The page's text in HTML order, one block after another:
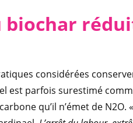
biochar
considérées
est parfois surestimé
qu’il n’émet de N2O. «